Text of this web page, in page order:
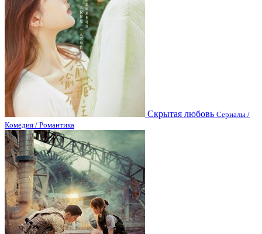
Скрытая любовь Сериалы /
Комедия / Романтика